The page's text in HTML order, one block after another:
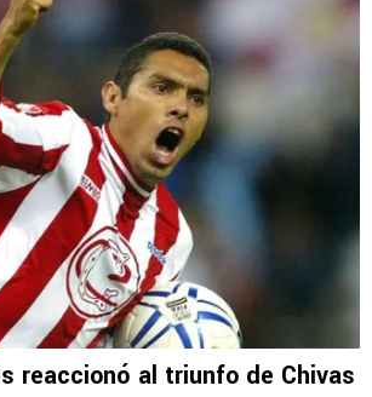
reaccionó al triunfo de Chivas